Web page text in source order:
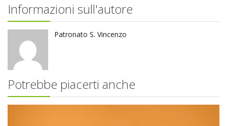
Informazioni sull'autore
Patronato S. Vincenzo
Potrebbe piacerti anche